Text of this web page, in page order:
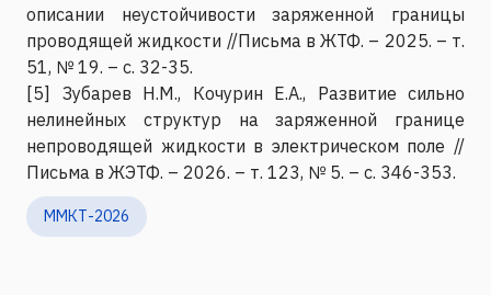
описании неустойчивости заряженной границы
проводящей жидкости //Письма в ЖТФ. – 2025. – т.
51, № 19. – с. 32-35.
[5] Зубарев Н.М., Кочурин Е.А., Развитие сильно
нелинейных структур на заряженной границе
непроводящей жидкости в электрическом поле //
Письма в ЖЭТФ. – 2026. – т. 123, № 5. – с. 346-353.
ММКТ-2026